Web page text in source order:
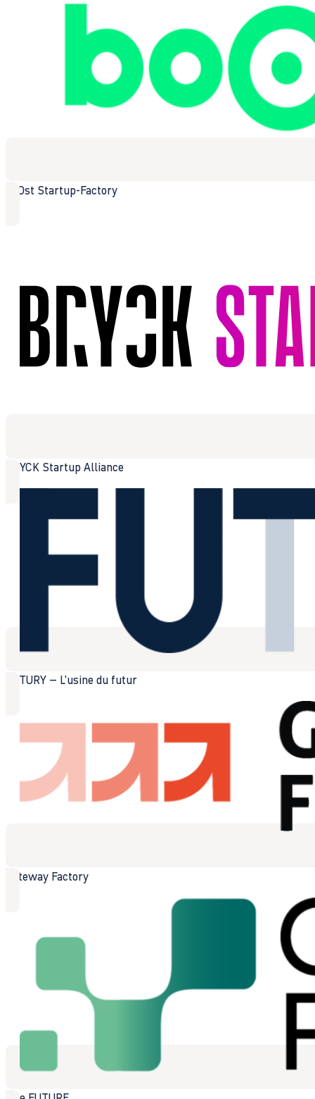
boOst Startup-Factory
BRYCK Startup Alliance
FUTURY – L'usine du futur
Gateway Factory